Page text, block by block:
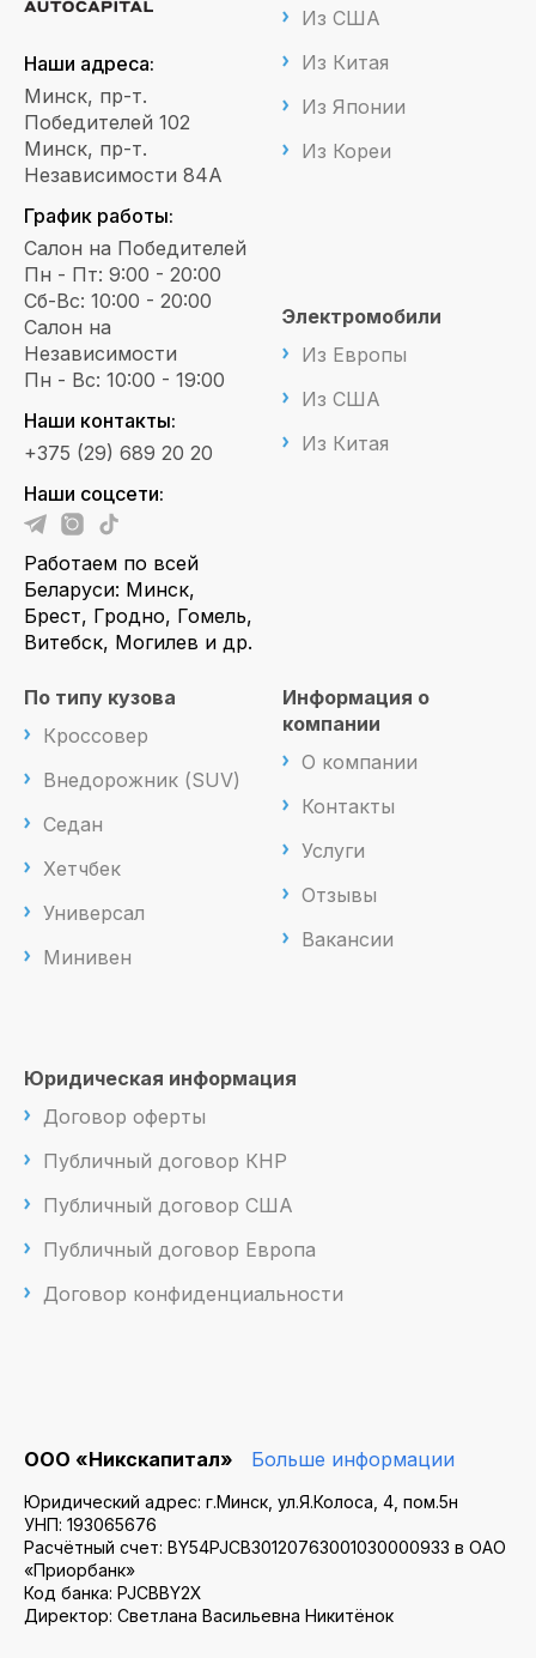
Наши адреса:
Минск, пр-т.
Победителей 102
Минск, пр-т.
Независимости 84А
График работы:
Салон на Победителей
Пн - Пт: 9:00 - 20:00
Сб-Вс: 10:00 - 20:00
Салон на
Независимости
Пн - Вс: 10:00 - 19:00
Наши контакты:
+375 (29) 689 20 20
Наши соцсети:
Работаем по всей
Беларуси: Минск,
Брест, Гродно, Гомель,
Витебск, Могилев и др.
Из США
Из Китая
Из Японии
Из Кореи
Электромобили
Из Европы
Из США
Из Китая
По типу кузова
Кроссовер
Внедорожник (SUV)
Седан
Хетчбек
Универсал
Минивен
Информация о
компании
О компании
Контакты
Услуги
Отзывы
Вакансии
Юридическая информация
Договор оферты
Публичный договор КНР
Публичный договор США
Публичный договор Европа
Договор конфиденциальности
ООО «Никскапитал» Больше информации
Юридический адрес: г.Минск, ул.Я.Колоса, 4, пом.5н
УНП: 193065676
Расчётный счет: BY54PJCB30120763001030000933 в ОАО
«Приорбанк»
Код банка: PJCBBY2X
Директор: Светлана Васильевна Никитёнок